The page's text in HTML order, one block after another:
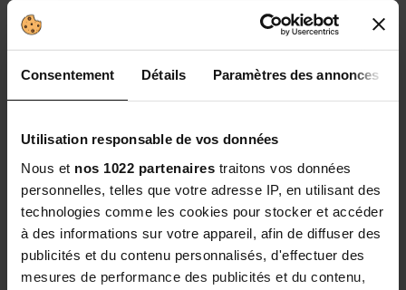
Consentement Détails Paramètres des annonces
Utilisation responsable de vos données
Nous et nos 1022 partenaires traitons vos données
personnelles, telles que votre adresse IP, en utilisant des
technologies comme les cookies pour stocker et accéder
à des informations sur votre appareil, afin de diffuser des
publicités et du contenu personnalisés, d'effectuer des
mesures de performance des publicités et du contenu,
Ce flacon contient 16 doses journalières de 30 ml
Volume net : 500 ML.
Complément alimentaire avec édulcorant.